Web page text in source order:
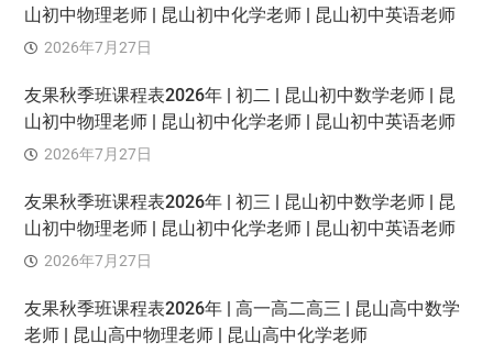
山初中物理老师 | 昆山初中化学老师 | 昆山初中英语老师
2026年7月27日
友果秋季班课程表2026年 | 初二 | 昆山初中数学老师 | 昆
山初中物理老师 | 昆山初中化学老师 | 昆山初中英语老师
2026年7月27日
友果秋季班课程表2026年 | 初三 | 昆山初中数学老师 | 昆
山初中物理老师 | 昆山初中化学老师 | 昆山初中英语老师
2026年7月27日
友果秋季班课程表2026年 | 高一高二高三 | 昆山高中数学
老师 | 昆山高中物理老师 | 昆山高中化学老师